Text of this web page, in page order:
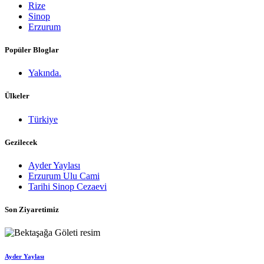
Rize
Sinop
Erzurum
Popüler Bloglar
Yakında.
Ülkeler
Türkiye
Gezilecek
Ayder Yaylası
Erzurum Ulu Cami
Tarihi Sinop Cezaevi
Son Ziyaretimiz
Ayder Yaylası